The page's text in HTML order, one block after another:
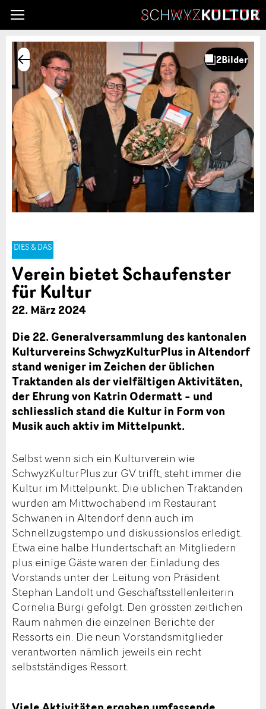
DIES & DAS
Verein bietet Schaufenster
für Kultur
22. März 2024
Die 22. Generalversammlung des kantonalen
Kulturvereins SchwyzKulturPlus in Altendorf
stand weniger im Zeichen der üblichen
Traktanden als der vielfältigen Aktivitäten,
der Ehrung von Katrin Odermatt – und
schliesslich stand die Kultur in Form von
Musik auch aktiv im Mittelpunkt.
Selbst wenn sich ein Kulturverein wie
SchwyzKulturPlus zur GV trifft, steht immer die
Kultur im Mittelpunkt. Die üblichen Traktanden
wurden am Mittwochabend im Restaurant
Schwanen in Altendorf denn auch im
Schnellzugstempo und diskussionslos erledigt.
Etwa eine halbe Hundertschaft an Mitgliedern
plus einige Gäste waren der Einladung des
Vorstands unter der Leitung von Präsident
Stephan Landolt und Geschäftsstellenleiterin
Cornelia Bürgi gefolgt. Den grössten zeitlichen
Raum nahmen die einzelnen Berichte der
Ressorts ein. Die neun Vorstandsmitglieder
verantworten nämlich jeweils ein recht
selbstständiges Ressort.